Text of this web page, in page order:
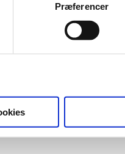
Præferencer